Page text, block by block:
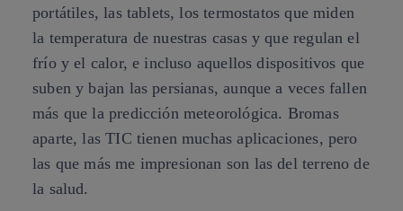
portátiles, las tablets, los termostatos que miden
la temperatura de nuestras casas y que regulan el
frío y el calor, e incluso aquellos dispositivos que
suben y bajan las persianas, aunque a veces fallen
más que la predicción meteorológica. Bromas
aparte, las TIC tienen muchas aplicaciones, pero
las que más me impresionan son las del terreno de
la salud.